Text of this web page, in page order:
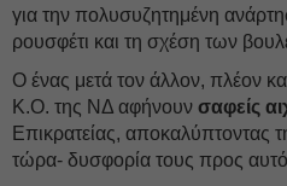
για την πολυσυζητημένη
ρουσφέτι και τη σχέση των
Ο ένας μετά τον άλλον, πλέον
Κ.Ο. της ΝΔ αφήνουν σαφείς
Επικρατείας,
τώρα- δυσφορία τους προς